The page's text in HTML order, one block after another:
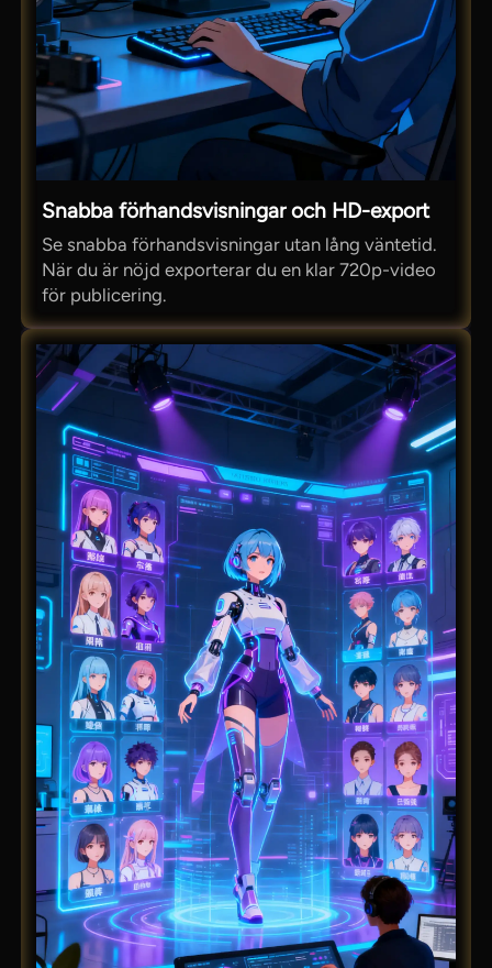
Snabba förhandsvisningar och HD-export
Se snabba förhandsvisningar utan lång väntetid.
När du är nöjd exporterar du en klar 720p-video
för publicering.